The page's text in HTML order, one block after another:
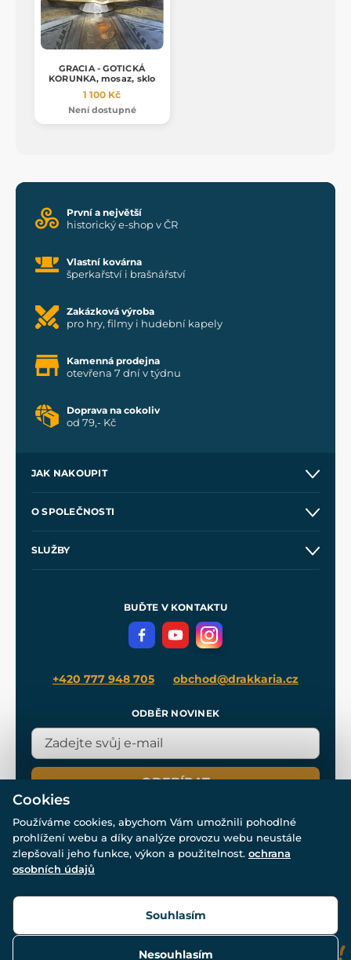
GRACIA - GOTICKÁ
KORUNKA, mosaz, sklo
1 100 Kč
Není dostupné
První a největší
historický e-shop v ČR
Vlastní kovárna
šperkařství i brašnářství
Zakázková výroba
pro hry, filmy i hudební kapely
Kamenná prodejna
otevřena 7 dní v týdnu
Doprava na cokoliv
od 79,- Kč
JAK NAKOUPIT
Velkoobchod
O SPOLEČNOSTI
SLUŽBY
Meče pro Kingdom Come
BUĎTE V KONTAKTU
+420 777 948 705 obchod@drakkaria.cz
ODBĚR NOVINEK
ODEBÍRAT
© Všechna práva vyhrazena. www.drakkaria.cz 2007-2026.
Cookies
Používáme cookies, abychom Vám umožnili pohodlné
prohlížení webu a díky analýze provozu webu neustále
zlepšovali jeho funkce, výkon a použitelnost. ochrana
osobních údajů
Nesouhlasím
Souhlasím